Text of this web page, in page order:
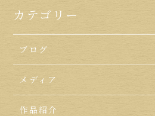
カテゴリー
ブログ
メディア
作品紹介